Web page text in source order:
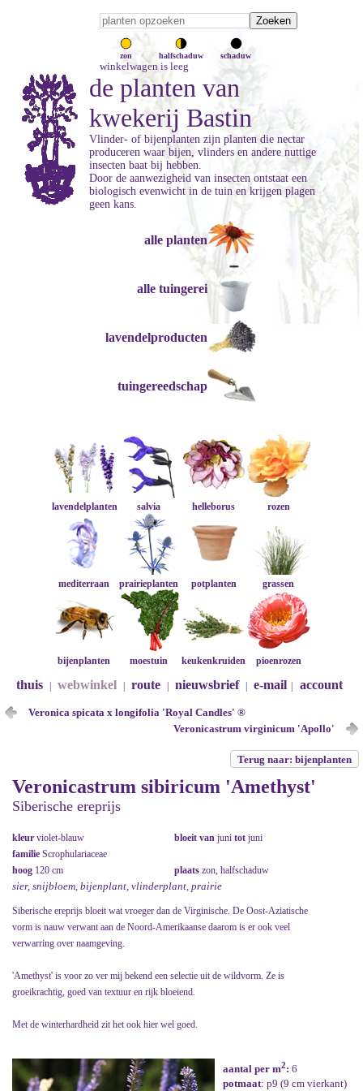
zon halfschaduw schaduw
winkelwagen is leeg
de planten van
kwekerij Bastin
Vlinder- of bijenplanten zijn planten die nectar
produceren waar bijen, vlinders en andere nuttige
insecten baat bij hebben.
Door de aanwezigheid van insecten ontstaat een
biologisch evenwicht in de tuin en krijgen plagen
geen kans.
alle planten
alle tuingerei
lavendelproducten
tuingereedschap
lavendelplanten salvia helleborus rozen
mediterraan prairieplanten potplanten grassen
bijenplanten moestuin keukenkruiden pioenrozen
thuis webwinkel route nieuwsbrief e-mail account
Veronica spicata x longifolia 'Royal Candles' ®
Veronicastrum virginicum 'Apollo'
Terug naar: bijenplanten
Veronicastrum sibiricum 'Amethyst'
Siberische ereprijs
kleur violet-blauw bloeit van juni tot juni
familie Scrophulariaceae
hoog 120 cm plaats zon, halfschaduw
sier, snijbloem, bijenplant, vlinderplant, prairie
Siberische ereprijs bloeit wat vroeger dan de Virginische. De Oost-Aziatische
vorm is nauw verwant aan de Noord-Amerikaanse daarom is er ook veel
verwarring over naamgeving.
'Amethyst' is voor zo ver mij bekend een selectie uit de wildvorm. Ze is
groeikrachtig, goed van textuur en rijk bloeiend.
Met de winterhardheid zit het ook hier wel goed.
aantal per m2: 6
potmaat: p9 (9 cm vierkant)